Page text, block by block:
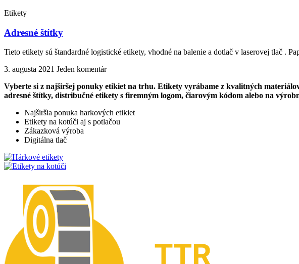
Etikety
Adresné štítky
Tieto etikety sú štandardné logistické etikety, vhodné na balenie a dotlač v laserovej tlač .
3. augusta 2021 Jeden komentár
Vyberte si z najširšej ponuky etikiet na trhu. Etikety vyrábame z kvalitných
adresné štítky, distribučné etikety s firemným logom, čiarovým kódom alebo na
Najširšia ponuka harkových etikiet
Etikety na kotúči aj s potlačou
Zákazková výroba
Digitálna tlač